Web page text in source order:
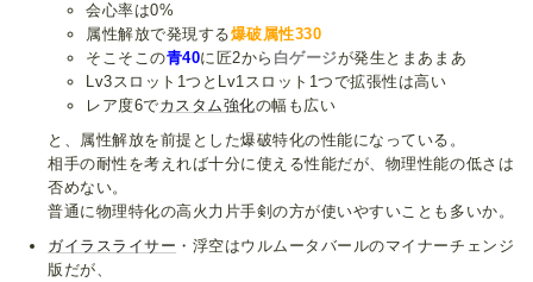
会心率は0%
属性解放で発現する爆破属性330
そこそこの青40に匠2から 白ゲージが発生とまあまあ
Lv3スロット1つとLv1スロット1つで拡張性は高い
レア度6でカスタム強化の幅も広い
と、属性解放を前提とした爆破特化の性能になっている。
相手の耐性を考えれば十分に使える性能だが、物理性能の低さは
否めない。
普通に物理特化の高火力片手剣の方が使いやすいことも多いか。
ガイラスライサー ・浮空はウルムータバールのマイナーチェンジ
版だが、